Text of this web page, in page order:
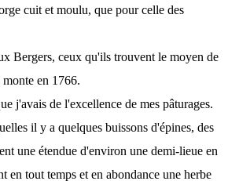
cuit et moulu, que pour celle des
Bergers, ceux qu'ils trouvent le moyen de
en 1766.
j'avais de l'excellence de mes pâturages.
il y a quelques buissons d'épines, des
une étendue d'environ une demi-lieue en
en tout temps et en abondance une herbe